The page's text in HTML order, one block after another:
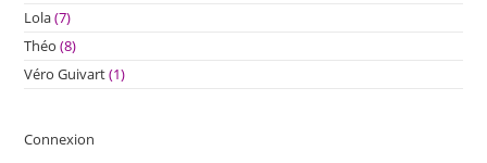
Lola(7)
Théo (8)
Véro Guivart(1)
Connexion